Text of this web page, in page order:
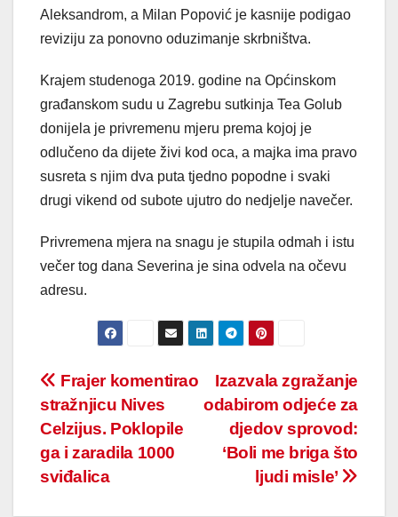
Aleksandrom, a Milan Popović je kasnije podigao
reviziju za ponovno oduzimanje skrbništva.
Krajem studenoga 2019. godine na Općinskom
građanskom sudu u Zagrebu sutkinja Tea Golub
donijela je privremenu mjeru prema kojoj je
odlučeno da dijete živi kod oca, a majka ima pravo
susreta s njim dva puta tjedno popodne i svaki
drugi vikend od subote ujutro do nedjelje navečer.
Privremena mjera na snagu je stupila odmah i istu
večer tog dana Severina je sina odvela na očevu
adresu.
Post
navigation
Izazvala zgražanje
odabirom odjeće za
djedov sprovod:
‘Boli me briga što
ljudi misle’
Frajer komentirao
stražnjicu Nives
Celzijus. Poklopile
ga i zaradila 1000
sviđalica